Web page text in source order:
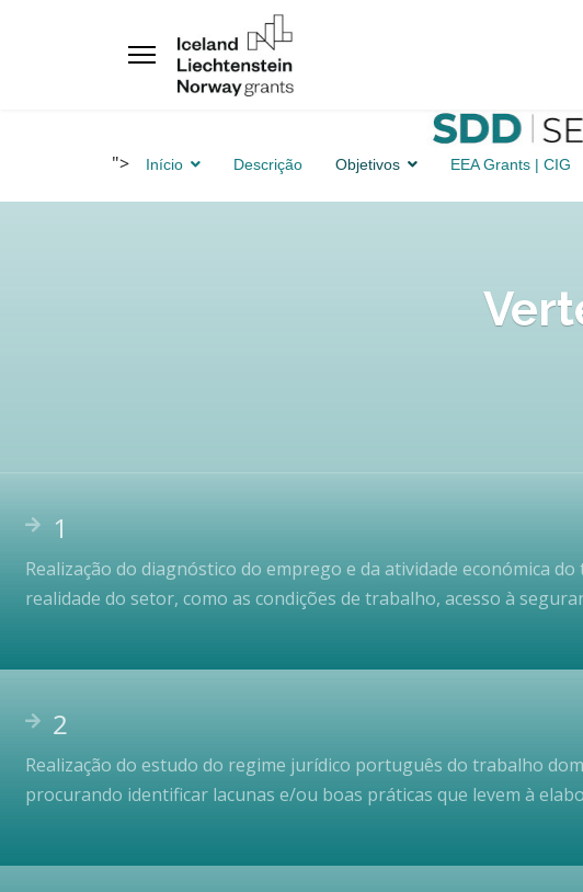
"> Início Descrição Objetivos EEA Grants | CIG
1
Realização do diagnóstico do emprego e da atividade económica
realidade do setor, como as condições de trabalho, acesso à
2
Realização do estudo do regime jurídico português do trabalho
procurando identificar lacunas e/ou boas práticas que levem à